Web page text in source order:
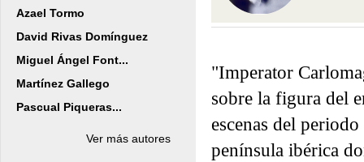
Azael Tormo
David Rivas Domínguez
Miguel Ángel Font...
Martínez Gallego
Pascual Piqueras...
Ver más autores
"Imperator
sobre la figura del
escenas del
península ibérica